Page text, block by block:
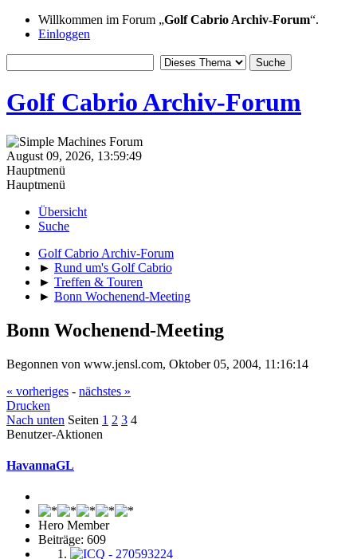
Willkommen im Forum „Golf Cabrio Archiv-Forum“.
Einloggen
Golf Cabrio Archiv-Forum
August 09, 2026, 13:59:49
Hauptmenü
Hauptmenü
Übersicht
Suche
Golf Cabrio Archiv-Forum
► Rund um's Golf Cabrio
► Treffen & Touren
► Bonn Wochenend-Meeting
Bonn Wochenend-Meeting
Begonnen von www.jensl.com, Oktober 05, 2004, 11:16:14
« vorheriges - nächstes »
Drucken
Nach unten Seiten 1 2 3 4
Benutzer-Aktionen
HavannaGL
Hero Member
Beiträge: 609